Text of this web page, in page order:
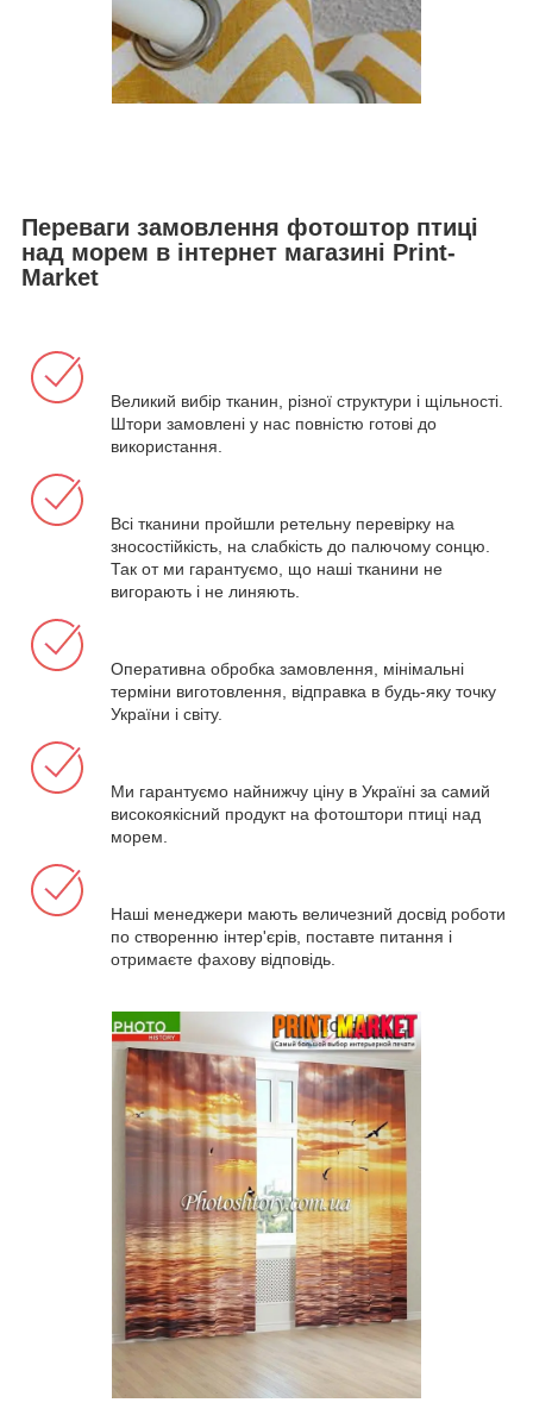
Переваги замовлення фотоштор птиці
над морем в інтернет магазині Print-
Market
Великий вибір тканин, різної структури і щільності.
Штори замовлені у нас повністю готові до
використання.
Всі тканини пройшли ретельну перевірку на
зносостійкість, на слабкість до палючому сонцю.
Так от ми гарантуємо, що наші тканини не
вигорають і не линяють.
Оперативна обробка замовлення, мінімальні
терміни виготовлення, відправка в будь-яку точку
України і світу.
Ми гарантуємо найнижчу ціну в Україні за самий
високоякісний продукт на фотоштори птиці над
морем.
Наші менеджери мають величезний досвід роботи
по створенню інтер'єрів, поставте питання і
отримаєте фахову відповідь.